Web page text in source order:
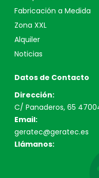
Fabricación a Medida
Zona XXL
Alquiler
Noticias
Datos de Contacto
Dirección:
C/ Panaderos, 65
Email:
geratec@geratec.es
Llámanos: